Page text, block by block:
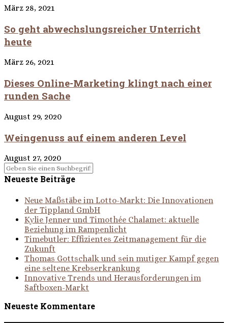
März 28, 2021
So geht abwechslungsreicher Unterricht
heute
März 26, 2021
Dieses Online-Marketing klingt nach einer
runden Sache
August 29, 2020
Weingenuss auf einem anderen Level
August 27, 2020
Neueste Beiträge
Neue Maßstäbe im Lotto-Markt: Die Innovationen
der Tippland GmbH
Kylie Jenner und Timothée Chalamet: aktuelle
Beziehung im Rampenlicht
Timebutler: Effizientes Zeitmanagement für die
Zukunft
Thomas Gottschalk und sein mutiger Kampf gegen
eine seltene Krebserkrankung
Innovative Trends und Herausforderungen im
Saftboxen-Markt
Neueste Kommentare